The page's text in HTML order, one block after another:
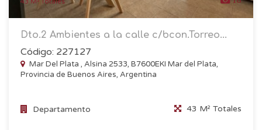
Dto.2 Ambientes a la calle c/bcon.Torreo...
Código: 227127
Mar Del Plata , Alsina 2533, B7600EKI Mar del Plata,
Provincia de Buenos Aires, Argentina
Departamento 43 M² Totales